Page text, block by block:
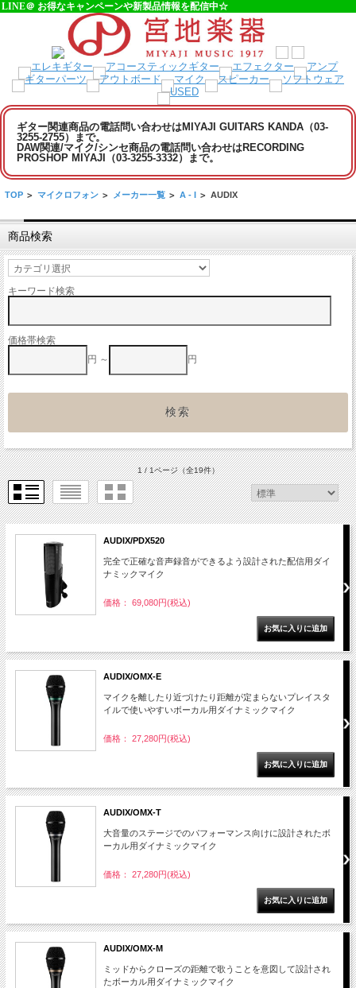
LINE＠ お得なキャンペーンや新製品情報を配信中☆
ギター関連商品の電話問い合わせはMIYAJI GUITARS KANDA（03-
3255-2755）まで。
DAW関連/マイク/シンセ商品の電話問い合わせはRECORDING
PROSHOP MIYAJI（03-3255-3332）まで。
TOP > マイクロフォン > メーカー一覧 > A - I > AUDIX
商品検索
キーワード検索
価格帯検索
円 ～
円
1 / 1ページ（全19件）
AUDIX/PDX520
完全で正確な音声録音ができるよう設計された配信用ダイ
ナミックマイク
価格： 69,080円(税込)
AUDIX/OMX-E
マイクを離したり近づけたり距離が定まらないプレイスタ
イルで使いやすいボーカル用ダイナミックマイク
価格： 27,280円(税込)
AUDIX/OMX-T
大音量のステージでのパフォーマンス向けに設計されたボ
ーカル用ダイナミックマイク
価格： 27,280円(税込)
AUDIX/OMX-M
ミッドからクローズの距離で歌うことを意図して設計され
たボーカル用ダイナミックマイク